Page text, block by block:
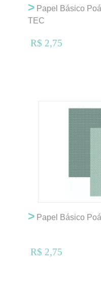
> Papel Básico
TEC
R$ 2,75
> Papel Básico
R$ 2,75